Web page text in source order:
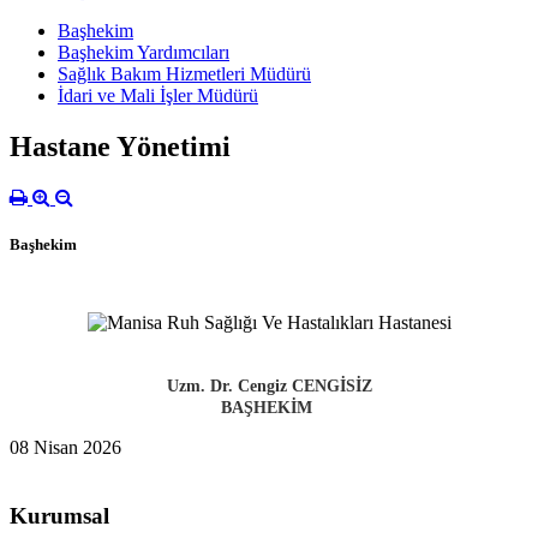
Başhekim
Başhekim Yardımcıları
Sağlık Bakım Hizmetleri Müdürü
İdari ve Mali İşler Müdürü
Hastane Yönetimi
Başhekim
Uzm. Dr. Cengiz CENGİSİZ
BAŞHEKİM
08 Nisan 2026
Kurumsal